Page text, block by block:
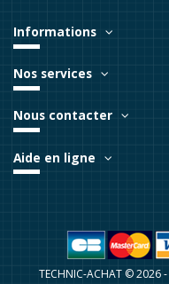
Informations
Nos services
Nous contacter
Aide en ligne
TECHNIC-ACHAT ©